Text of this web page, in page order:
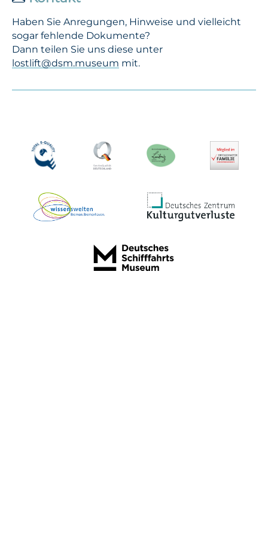
Haben Sie Anregungen, Hinweise und vielleicht
sogar fehlende Dokumente?
Dann teilen Sie uns diese unter
lostlift@dsm.museum mit.